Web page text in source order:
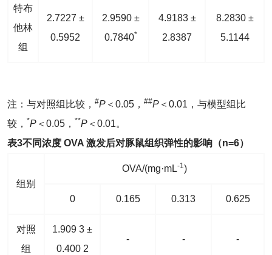
特布
他林
组
2.7227 ±
0.5952
2.9590 ±
0.7840*
4.9183 ±
2.8387
8.2830 ±
5.1144
注：与对照组比较， #P ＜0.05， ##P ＜0.01，与模型组比
较， *P ＜0.05， **P ＜0.01。
表3不同浓度 OVA 激发后对豚鼠组织弹性的影响（n=6）
组别
OVA/(mg·mL-1)
0 0.165 0.313 0.625
对照
组
1.909 3 ±
0.400 2
- - -